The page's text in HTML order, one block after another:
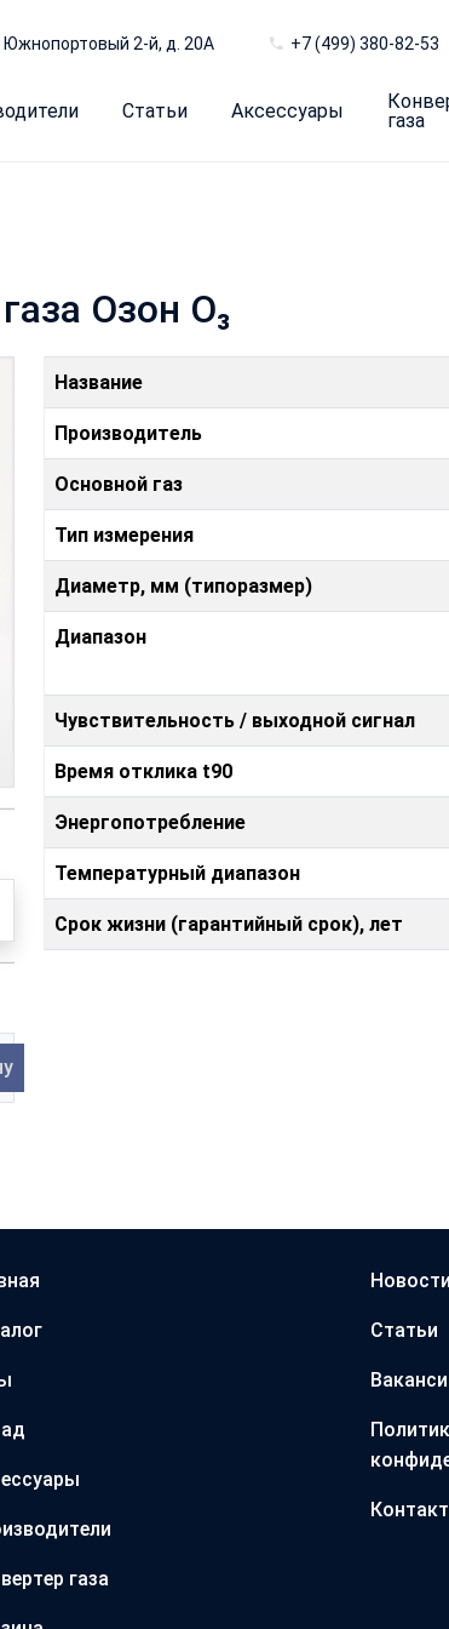
Южнопортовый 2-й, д. 20А +7 (499) 380-82-53
Статьи Аксессуары
газа
Озон O₃
Название
Производитель
Основной газ
Тип измерения
Диаметр, мм (типоразмер)
Диапазон
Чувствительность / выходной сигнал
Время отклика t90
Энергопотребление
Температурный диапазон
Срок жизни (гарантийный срок), лет
газа
Новости
Статьи